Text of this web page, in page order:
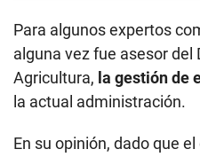
Para algunos expertos
alguna vez fue asesor del
Agricultura, la gestión de
la actual administración.
En su opinión, dado que